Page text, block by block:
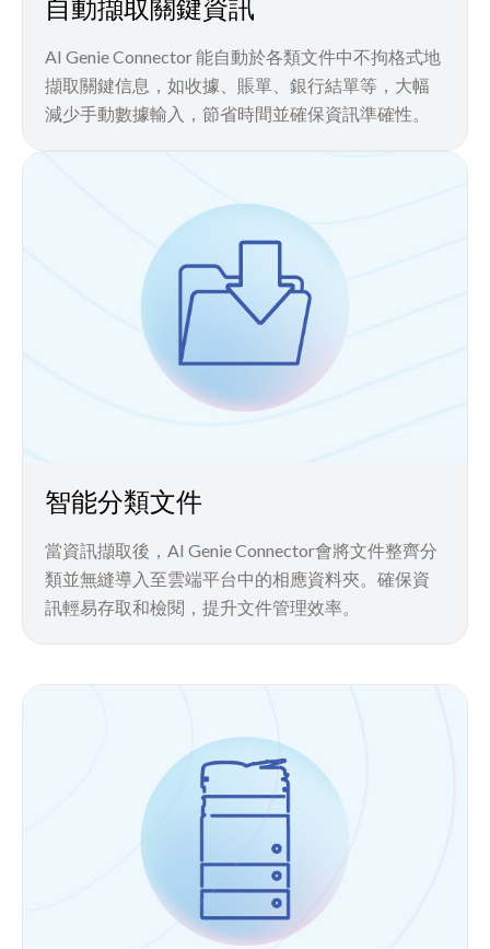
AI Genie Connector 能自動於各類文件中不拘格式地
擷取關鍵信息，如收據、賬單、銀行結單等，大幅
減少手動數據輸入，節省時間並確保資訊準確性。
智能分類文件
當資訊擷取後，AI Genie Connector會將文件整齊分
類並無縫導入至雲端平台中的相應資料夾。確保資
訊輕易存取和檢閱，提升文件管理效率。